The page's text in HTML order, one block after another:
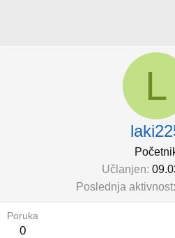
L
Učlanjen
Poslednja aktivnost
Poruka
0